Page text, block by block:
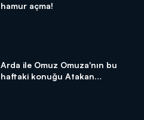
hamur açma!
Arda ile Omuz Omuza'nın bu
haftaki konuğu Atakan